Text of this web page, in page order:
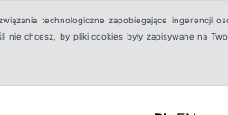
technologiczne zapobiegające ingerencji
chcesz, by pliki cookies były zapisywane na